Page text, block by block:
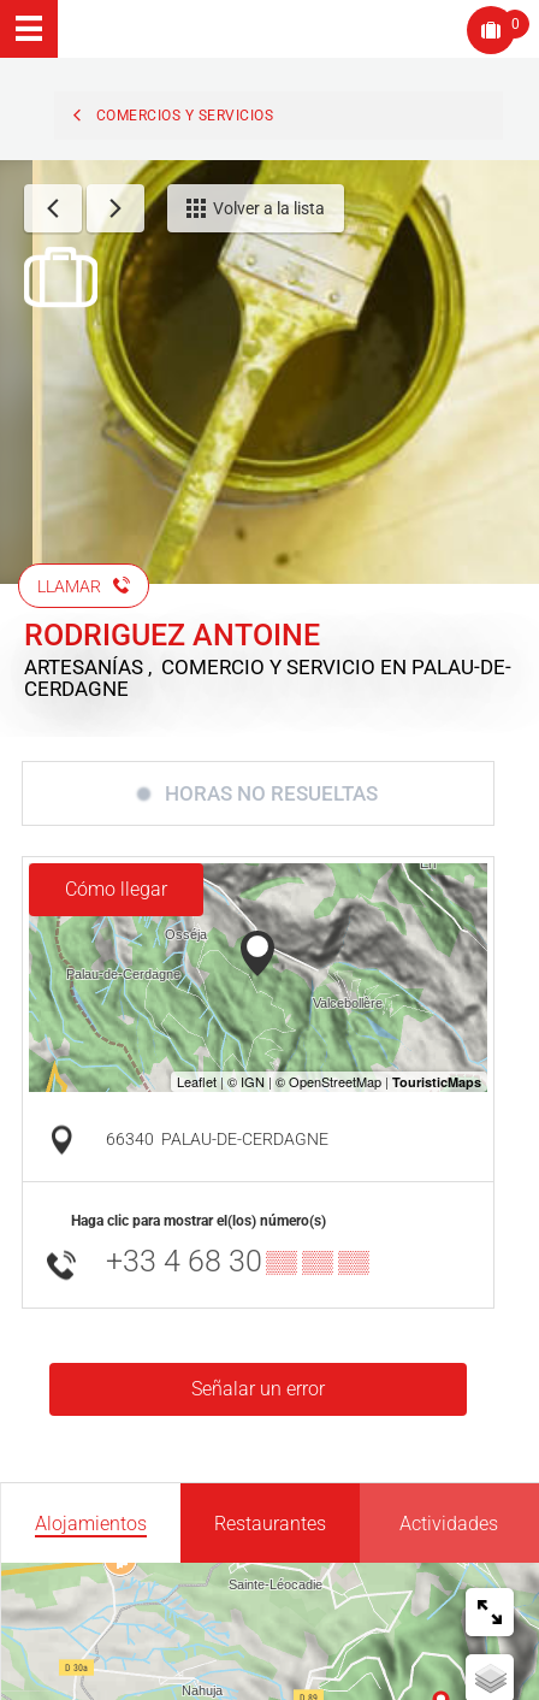
0
COMERCIOS Y SERVICIOS
Volver a la lista
LLAMAR
RODRIGUEZ ANTOINE
ARTESANÍAS , COMERCIO Y SERVICIO EN PALAU-DE-
CERDAGNE
HORAS NO RESUELTAS
Cómo llegar
66340 PALAU-DE-CERDAGNE
Haga clic para mostrar el(los) número(s)
+33 4 68 30▒▒ ▒▒ ▒▒
Señalar un error
Alojamientos Restaurantes Actividades